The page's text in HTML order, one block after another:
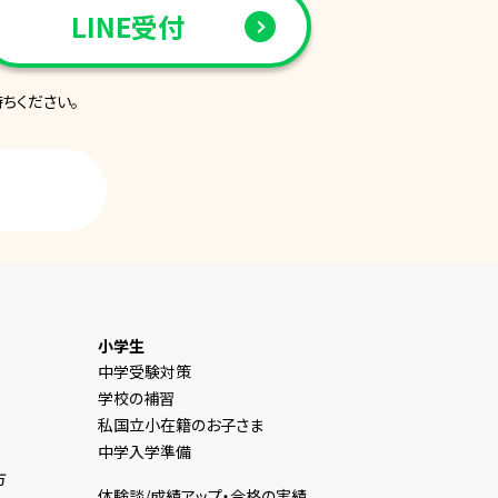
LINE受付
ださい。
小学生
中学受験対策
学校の補習
私国立小在籍のお子さま
中学入学準備